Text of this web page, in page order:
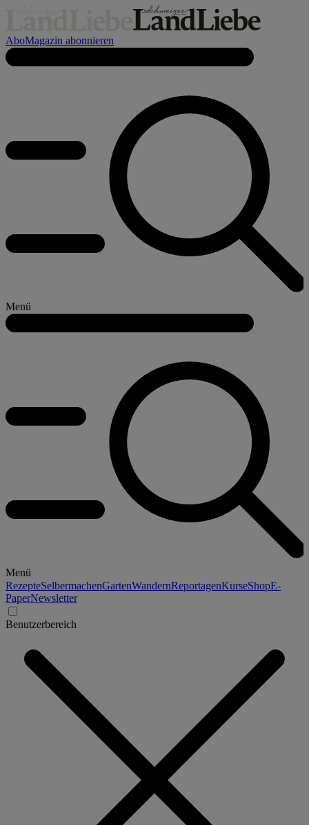
AboMagazin abonnieren
Menü
Menü
RezepteSelbermachenGartenWandernReportagenKurseShopE-
PaperNewsletter
Benutzerbereich